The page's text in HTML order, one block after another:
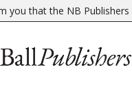
you that the NB